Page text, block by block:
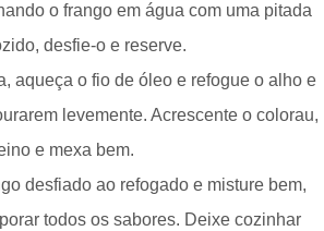
o frango em água com uma pitada
desfie-o e reserve.
aqueça o fio de óleo e refogue o alho e
levemente. Acrescente o colorau,
e mexa bem.
desfiado ao refogado e misture bem,
todos os sabores. Deixe cozinhar